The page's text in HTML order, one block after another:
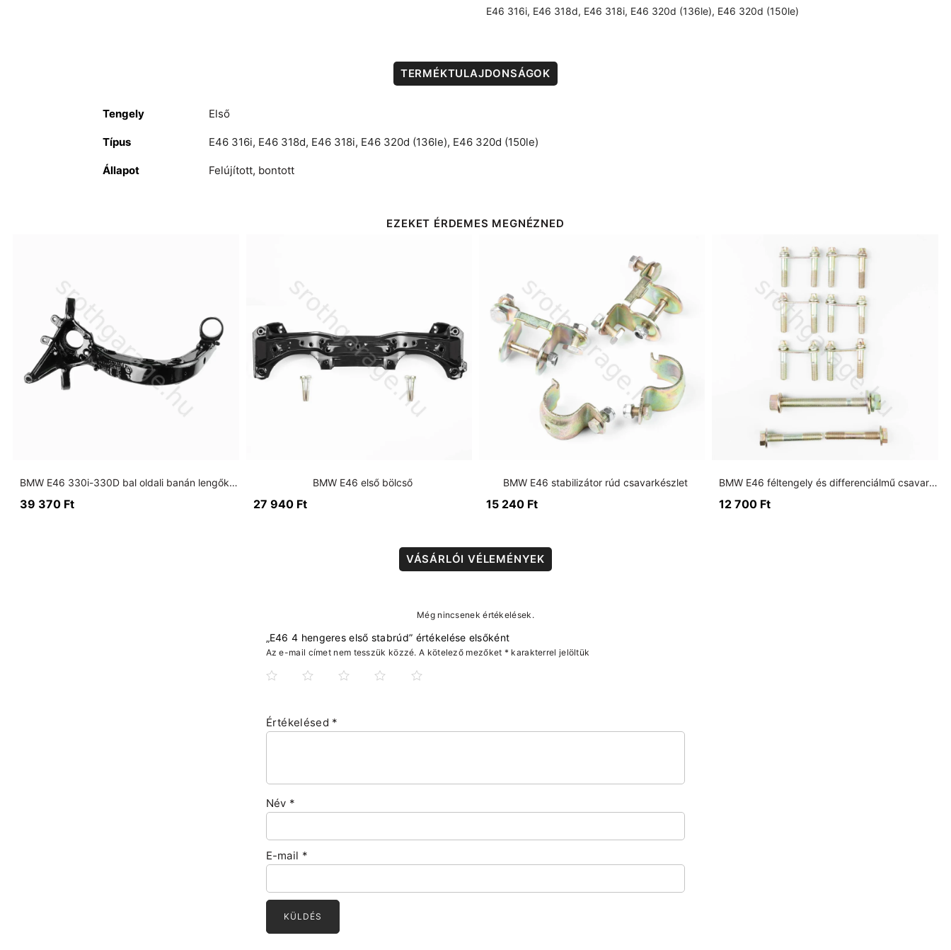
E46 316i, E46 318d, E46 318i, E46 320d (136le), E46 320d (150le)
TERMÉKTULAJDONSÁGOK
Tengely Első
Típus E46 316i, E46 318d, E46 318i, E46 320d (136le), E46 320d (150le)
Állapot Felújított, bontott
EZEKET ÉRDEMES MEGNÉZNED
BMW E46 330i-330D bal oldali banán lengőkar 85mm nagy csapágyas
39 370 Ft
BMW E46 első bölcső
27 940 Ft
BMW E46 stabilizátor rúd csavarkészlet
15 240 Ft
BMW E46 féltengely és differenciálmű csavarkészlet (188K)
12 700 Ft
VÁSÁRLÓI VÉLEMÉNYEK
Még nincsenek értékelések.
„E46 4 hengeres első stabrúd” értékelése elsőként
Az e-mail címet nem tesszük közzé. A kötelező mezőket * karakterrel jelöltük
Értékelésed *
Név *
E-mail *